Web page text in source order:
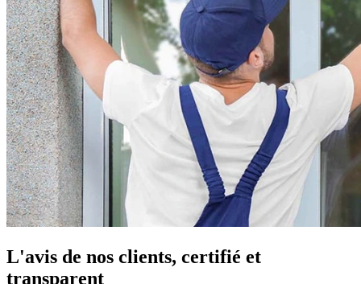
L'avis de nos clients, certifié et
transparent